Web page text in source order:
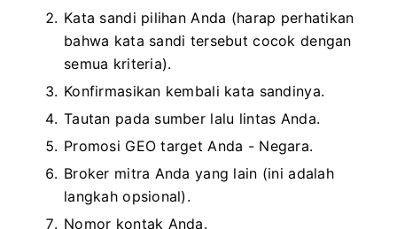
Kata sandi pilihan Anda (harap perhatikan
bahwa kata sandi tersebut cocok dengan
semua kriteria).
Konfirmasikan kembali kata sandinya.
Tautan pada sumber lalu lintas Anda.
Promosi GEO target Anda - Negara.
Broker mitra Anda yang lain (ini adalah
langkah opsional).
Nomor kontak Anda.